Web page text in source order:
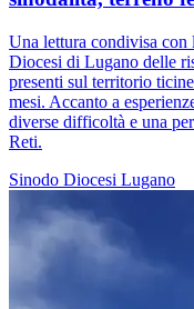
Una lettura condivisa con
Diocesi di Lugano delle
presenti sul territorio
mesi. Accanto a
diverse difficoltà e una
Reti.
Sinodo Diocesi Lugano